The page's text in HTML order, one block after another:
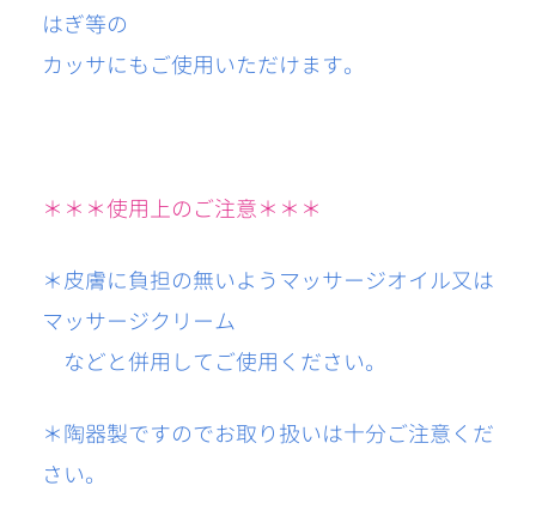
はぎ等の
カッサにもご使用いただけます。
＊＊＊使用上のご注意＊＊＊
＊皮膚に負担の無いようマッサージオイル又は
マッサージクリーム
などと併用してご使用ください。
＊陶器製ですのでお取り扱いは十分ご注意くだ
さい。